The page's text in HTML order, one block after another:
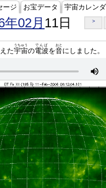
ージ お宝データ 宇宙カレン
年02月 11日 >
えた宇宙
うちゅう
の電波
でんぱ
を音
おと
にしました。